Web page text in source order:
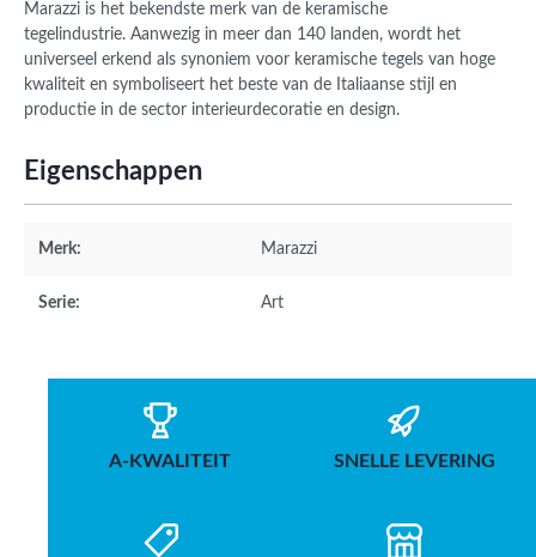
Marazzi is het bekendste merk van de keramische
tegelindustrie. Aanwezig in meer dan 140 landen, wordt het
universeel erkend als synoniem voor keramische tegels van hoge
kwaliteit en symboliseert het beste van de Italiaanse stijl en
productie in de sector interieurdecoratie en design.
Eigenschappen
Merk: Marazzi
Serie: Art
A-KWALITEIT SNELLE LEVERING